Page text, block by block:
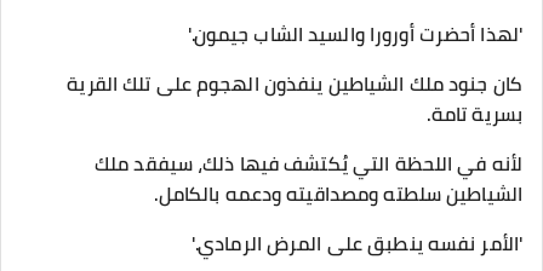
'لهذا أحضرت أورورا والسيد الشاب جيمون.'
كان جنود ملك الشياطين ينفذون الهجوم على تلك القرية
بسرية تامة.
لأنه في اللحظة التي يُكتشف فيها ذلك، سيفقد ملك
الشياطين سلطته ومصداقيته ودعمه بالكامل.
'الأمر نفسه ينطبق على المرض الرمادي.'